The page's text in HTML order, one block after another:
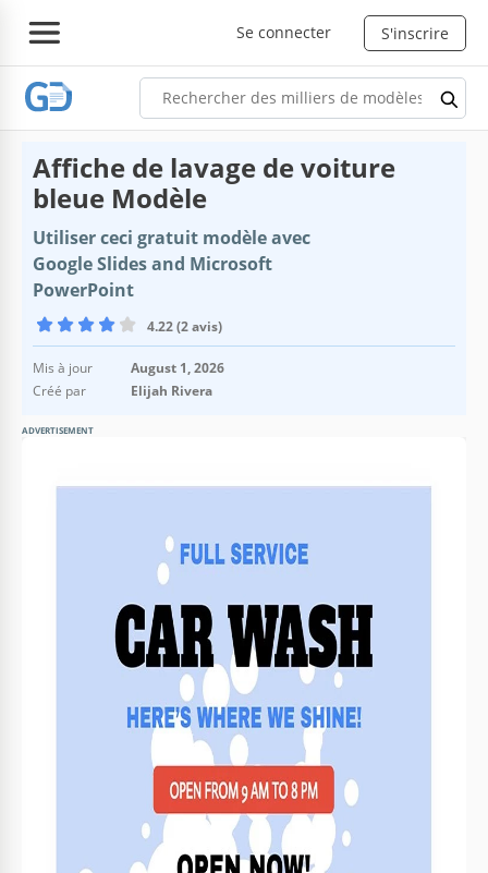
Se connecter S'inscrire
Affiche de lavage de voiture
bleue Modèle
Utiliser ceci gratuit modèle avec
Google Slides and Microsoft
PowerPoint
4.22 (2 avis)
Mis à jour
August 1, 2026
Créé par
Elijah Rivera
ADVERTISEMENT